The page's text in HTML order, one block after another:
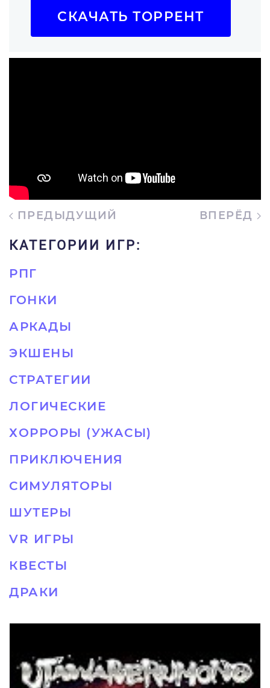
СКАЧАТЬ ТОРРЕНТ
ПРЕДЫДУЩИЙ ВПЕРЁД
КАТЕГОРИИ ИГР:
РПГ
ГОНКИ
АРКАДЫ
ЭКШЕНЫ
СТРАТЕГИИ
ЛОГИЧЕСКИЕ
ХОРРОРЫ (УЖАСЫ)
ПРИКЛЮЧЕНИЯ
СИМУЛЯТОРЫ
ШУТЕРЫ
VR ИГРЫ
КВЕСТЫ
ДРАКИ